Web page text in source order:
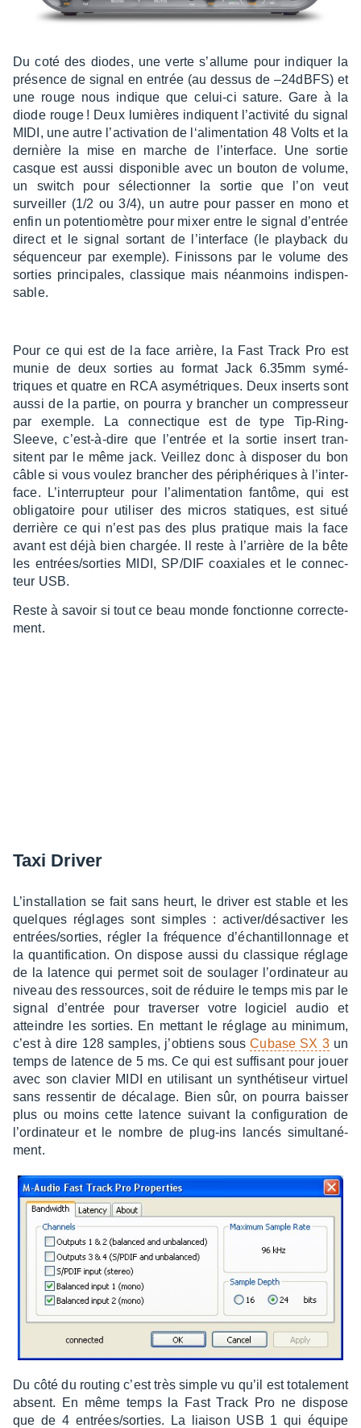
Du coté des diodes, une verte s’al­lume pour indiquer la
présence de signal en entrée (au dessus de –24dBFS) et
une rouge nous indique que celui-ci sature. Gare à la
diode rouge ! Deux lumières indiquent l’ac­ti­vité du signal
MIDI, une autre l’ac­ti­va­tion de l‘ali­men­ta­tion 48 Volts et la
dernière la mise en marche de l’in­ter­face. Une sortie
casque est aussi dispo­nible avec un bouton de volume,
un switch pour sélec­tion­ner la sortie que l’on veut
surveiller (1/2 ou 3/4), un autre pour passer en mono et
enfin un poten­tio­mètre pour mixer entre le signal d’en­trée
direct et le signal sortant de l’in­ter­face (le play­back du
séquen­ceur par exemple). Finis­sons par le volume des
sorties prin­ci­pales, clas­sique mais néan­moins indis­pen­
sable.
Pour ce qui est de la face arrière, la Fast Track Pro est
munie de deux sorties au format Jack 6.35mm symé­
triques et quatre en RCA asymé­triques. Deux inserts sont
aussi de la partie, on pourra y bran­cher un compres­seur
par exemple. La connec­tique est de type Tip-Ring-
Sleeve, c’est-à-dire que l’en­trée et la sortie insert tran­
sitent par le même jack. Veillez donc à dispo­ser du bon
câble si vous voulez bran­cher des péri­phé­riques à l’in­ter­
face. L’in­ter­rup­teur pour l’ali­men­ta­tion fantôme, qui est
obli­ga­toire pour utili­ser des micros statiques, est situé
derrière ce qui n’est pas des plus pratique mais la face
avant est déjà bien char­gée. Il reste à l’ar­rière de la bête
les entrées/sorties MIDI, SP/DIF coaxiales et le connec­
teur USB.
Reste à savoir si tout ce beau monde fonc­tionne correc­te­
ment.
Taxi Driver
L’ins­tal­la­tion se fait sans heurt, le driver est stable et les
quelques réglages sont simples : acti­ver/désac­ti­ver les
entrées/sorties, régler la fréquence d’échan­tillon­nage et
la quan­ti­fi­ca­tion. On dispose aussi du clas­sique réglage
de la latence qui permet soit de soula­ger l’or­di­na­teur au
niveau des ressources, soit de réduire le temps mis par le
signal d’en­trée pour traver­ser votre logi­ciel audio et
atteindre les sorties. En mettant le réglage au mini­mum,
c’est à dire 128 samples, j’ob­tiens sousCubase SX 3un
temps de latence de 5 ms. Ce qui est suffi­sant pour jouer
avec son clavier MIDI en utili­sant un synthé­ti­seur virtuel
sans ressen­tir de déca­lage. Bien sûr, on pourra bais­ser
plus ou moins cette latence suivant la confi­gu­ra­tion de
l’or­di­na­teur et le nombre de plug-ins lancés simul­ta­né­
ment.
Du côté du routing c’est très simple vu qu’il est tota­le­ment
absent. En même temps la Fast Track Pro ne dispose
que de 4 entrées/sorties. La liai­son USB 1 qui équipe